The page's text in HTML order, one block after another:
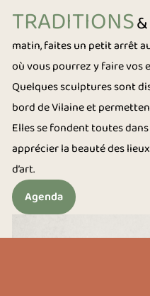
TRADITIONS
matin, faites un petit arrêt
où vous pourrez y faire vos
Quelques sculptures sont
bord de Vilaine et
Elles se fondent toutes
apprécier la beauté des
d’art.
Agenda